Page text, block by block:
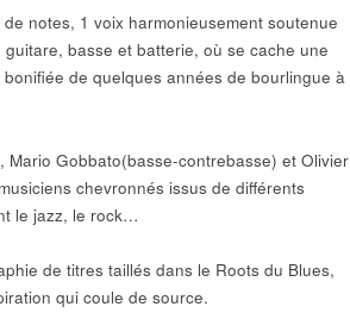
notes, 1 voix harmonieusement soutenue
basse et batterie, où se cache une
de quelques années de bourlingue à
Mario Gobbato(basse-contrebasse) et Olivier
chevronnés issus de différents
le jazz, le rock…
de titres taillés dans le Roots du Blues,
qui coule de source.